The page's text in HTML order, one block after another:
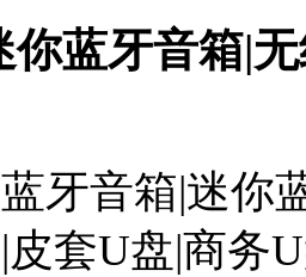
你蓝牙音箱|
牙音箱|迷你
套U盘|商务